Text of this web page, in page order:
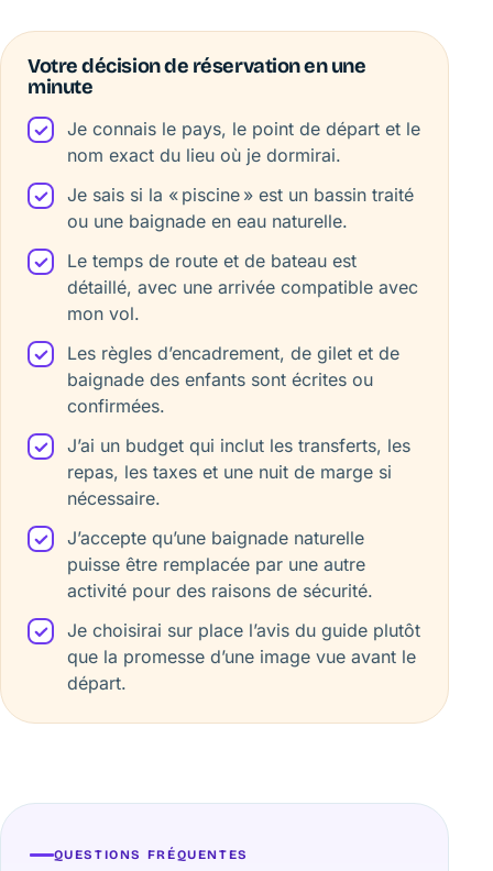
Votre décision de réservation en une
minute
Je connais le pays, le point de départ et le
nom exact du lieu où je dormirai.
Je sais si la « piscine » est un bassin traité
ou une baignade en eau naturelle.
Le temps de route et de bateau est
détaillé, avec une arrivée compatible avec
mon vol.
Les règles d’encadrement, de gilet et de
baignade des enfants sont écrites ou
confirmées.
J’ai un budget qui inclut les transferts, les
repas, les taxes et une nuit de marge si
nécessaire.
J’accepte qu’une baignade naturelle
puisse être remplacée par une autre
activité pour des raisons de sécurité.
Je choisirai sur place l’avis du guide plutôt
que la promesse d’une image vue avant le
départ.
QUESTIONS FRÉQUENTES